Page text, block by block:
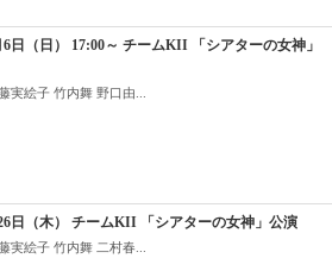
6日（日） 17:00～ チームKII 「シアターの女神」
実絵子 竹内舞 野口由...
日（木） チームKII 「シアターの女神」公演
実絵子 竹内舞 二村春...